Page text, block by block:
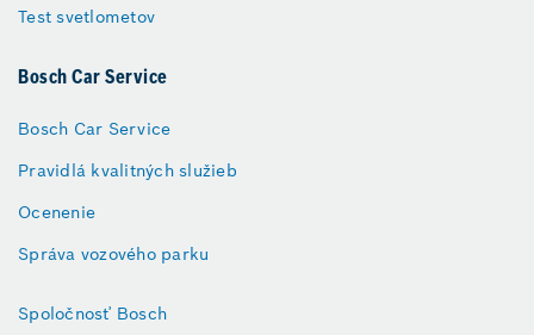
Test svetlometov
Bosch Car Service
Bosch Car Service
Pravidlá kvalitných služieb
Ocenenie
Správa vozového parku
Spoločnosť Bosch